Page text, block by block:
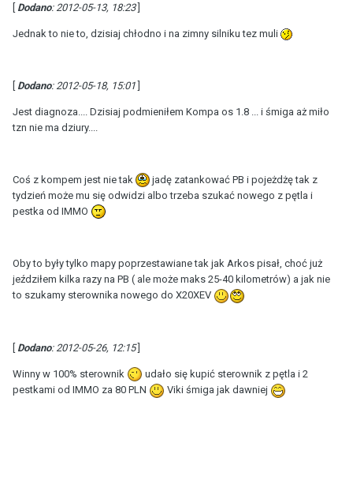
Dodano: 2012-05-13, 18:23]
Jednak to nie to, dzisiaj chłodno i na zimny silniku tez muli
Dodano: 2012-05-18, 15:01
Jest diagnoza.... Dzisiaj podmieniłem Kompa os 1.8 ... i śmiga aż miło
tzn nie ma dziury....
Coś z kompem jest nie tak
jadę zatankować PB i pojeżdżę tak z
tydzień może mu się odwidzi albo trzeba szukać nowego z pętla i
pestka od IMMO
Oby to były tylko mapy poprzestawiane tak jak Arkos pisał, choć już
jeździłem kilka razy na PB ( ale może maks 25-40 kilometrów) a jak nie
to szukamy sterownika nowego do X20XEV
Dodano: 2012-05-26, 12:15]
Winny w 100% sterownik
udało się kupić sterownik z pętla i 2
pestkami od IMMO za 80 PLN
Viki śmiga jak dawniej